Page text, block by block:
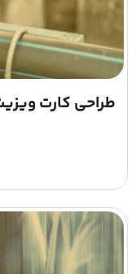
طراحی کارت